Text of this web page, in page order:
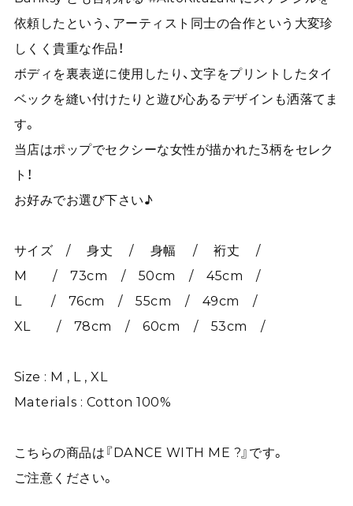
依頼したという、アーティスト同士の合作という大変珍
しくく貴重な作品！
ボディを裏表逆に使用したり、文字をプリントしたタイ
ベックを縫い付けたりと遊び心あるデザインも洒落てま
す。
当店はポップでセクシーな女性が描かれた3柄をセレク
ト！
お好みでお選び下さい♪
サイズ / 身丈 / 身幅 / 裄丈 /
M / 73cm / 50cm / 45cm /
L / 76cm / 55cm / 49cm /
XL / 78cm / 60cm / 53cm /
Size : M , L , XL
Materials : Cotton 100%
こちらの商品は『DANCE WITH ME ?』です。
ご注意ください。